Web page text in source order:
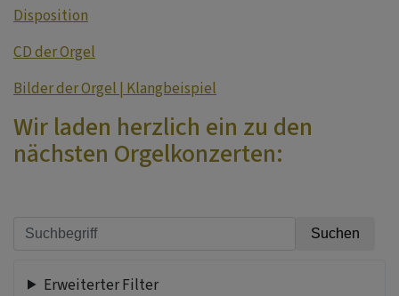
Disposition
CD der Orgel
Bilder der Orgel | Klangbeispiel
Wir laden herzlich ein zu den
nächsten Orgelkonzerten:
Erweiterter Filter